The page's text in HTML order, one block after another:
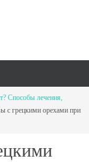
Способы лечения,
с грецкими орехами при